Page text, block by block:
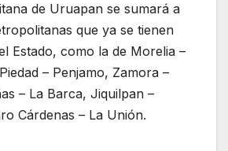
de Uruapan se sumará a
que ya se tienen
Estado, como la de Morelia –
– Penjamo, Zamora –
– La Barca, Jiquilpan –
Cárdenas – La Unión.